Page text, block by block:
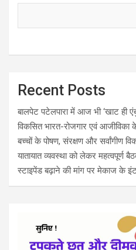
Recent Posts
बालपेट पटेलपारा में आज भी ‘खाट ही
विकसित भारत-रोजगार एवं आजीविका
बच्चों के पोषण, संरक्षण और सर्वांगीण
यातायात व्यवस्था को लेकर महत्वपूर्ण
स्टाइपेंड बढ़ाने की मांग पर मेकाज के